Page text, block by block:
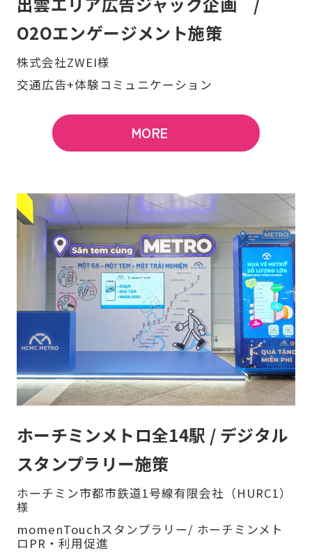
O2Oエンゲージメント施策
株式会社ZWEI様
交通広告+体験コミュニケーション
MORE
ホーチミンメトロ全14駅 / デジタル
スタンプラリー施策
ホーチミン市都市鉄道1号線有限会社（HURC1）
様
momenTouchスタンプラリー/ ホーチミンメト
ロPR・利用促進